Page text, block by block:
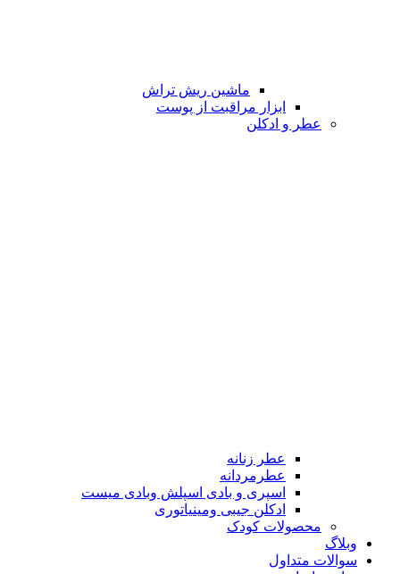
ماشین ریش تراش
ابزار مراقبت از پوست
عطر و ادکلن
عطر زنانه
عطرمردانه
اسپری و بادی اسپلش وبادی میست
ادکلن جیبی ومینیاتوری
محصولات کودک
وبلاگ
سوالات متداول